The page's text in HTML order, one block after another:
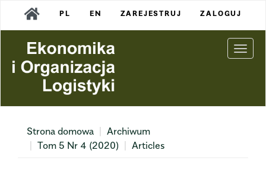
Main
Navigation
Content
Sidebar
PL EN ZAREJESTRUJ ZALOGUJ
Strona domowa
Archiwum
Tom 5 Nr 4 (2020)
Articles